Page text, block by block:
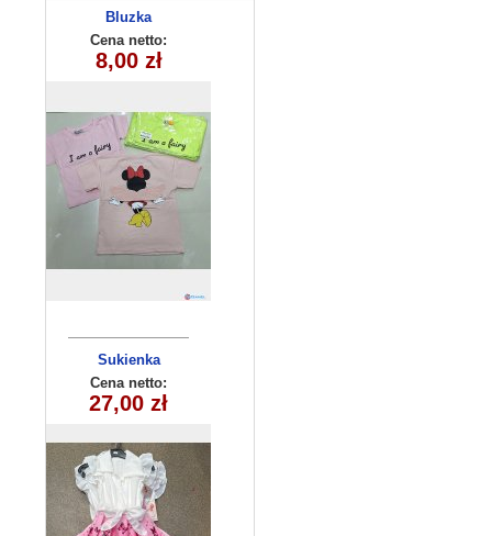
Bluzka
dziecięca
Cena netto:
8,00 zł
Sukienka
dziewczęca
(4-14 ) 6szt
Cena netto:
27,00 zł